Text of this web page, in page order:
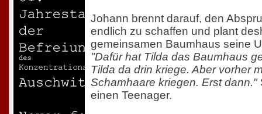
Johann brennt darauf, den
endlich zu schaffen und plant
gemeinsamen Baumhaus seine
"Dafür hat Tilda das Baumhaus
Tilda da drin kriege. Aber vorher
Schamhaare kriegen. Erst dann."
einen Teenager.